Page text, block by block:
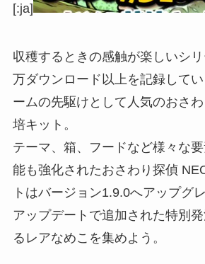
[:ja]
収穫するときの感触が楽しいシ
万ダウンロード以上を記録して
ームの先駆けとして人気のおさ
培キット。
テーマ、箱、フードなど様々な
能も強化されたおさわり探偵
トはバージョン1.9.0へアップグレ
アップデートで追加された特別
るレアなめこを集めよう。